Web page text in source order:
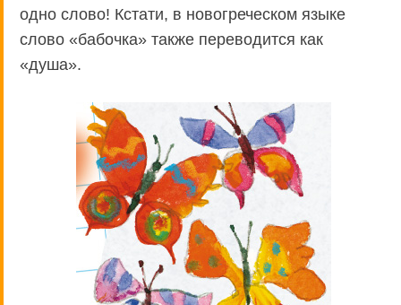
одно слово! Кстати, в новогреческом языке
слово «бабочка» также переводится как
«душа».